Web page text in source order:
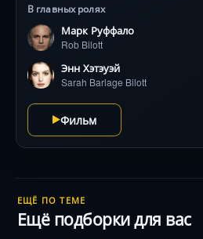
временем и опасное вещество,
американцу. Энн Хэтэуэй и Тим
где цена правды измеряется
— тысячи жизней. Юридический
триллера.
В главных ролях
Марк Руффало
Rob Bilott
Энн Хэтэуэй
Sarah Barlage Bilott
Фильм
ЕЩЁ ПО ТЕМЕ
Ещё подборки для вас